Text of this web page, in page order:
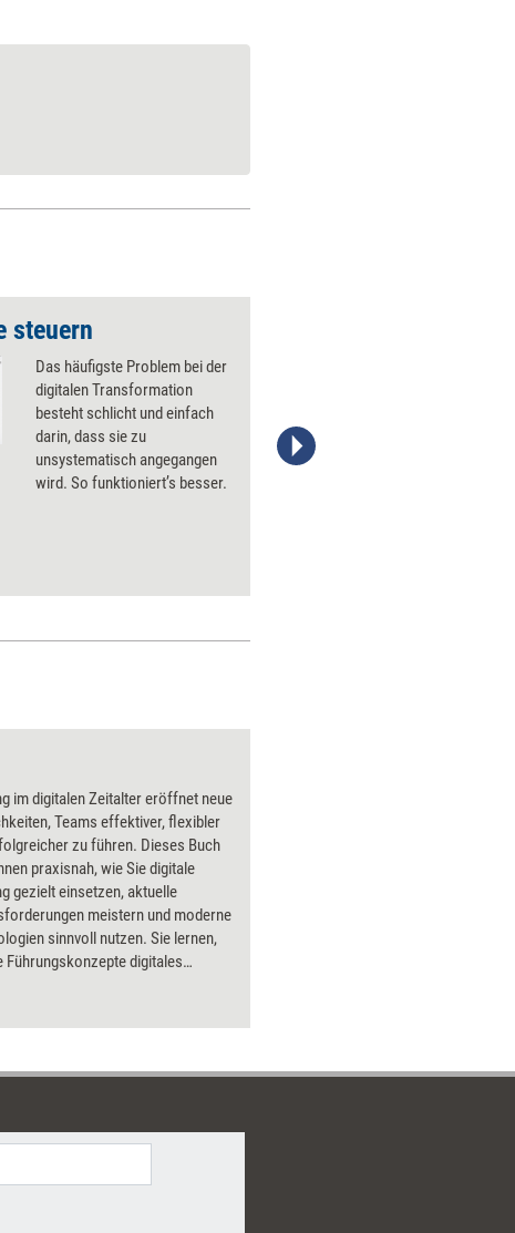
steuern
Das häufigste Problem bei der
digitalen Transformation
besteht schlicht und einfach
darin, dass sie zu
unsystematisch angegangen
wird. So funktioniert’s besser.
Stefanie Diers; ©www.trainerkoffer.de
im digitalen Zeitalter eröffnet neue
Teams effektiver, flexibler
zu führen. Dieses Buch
praxisnah, wie Sie digitale
gezielt einsetzen, aktuelle
meistern und moderne
sinnvoll nutzen. Sie lernen,
Führungskonzepte digitales
einsetzen und welche
machen. Zudem erfahren Sie,
Ihre Führung nachhaltig